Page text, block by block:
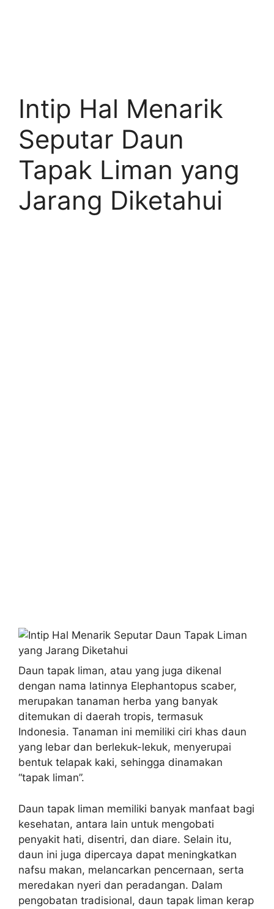
Intip Hal Menarik
Seputar Daun
Tapak Liman yang
Jarang Diketahui
Daun tapak liman, atau yang juga dikenal
dengan nama latinnya Elephantopus scaber,
merupakan tanaman herba yang banyak
ditemukan di daerah tropis, termasuk
Indonesia. Tanaman ini memiliki ciri khas daun
yang lebar dan berlekuk-lekuk, menyerupai
bentuk telapak kaki, sehingga dinamakan
“tapak liman”.
Daun tapak liman memiliki banyak manfaat bagi
kesehatan, antara lain untuk mengobati
penyakit hati, disentri, dan diare. Selain itu,
daun ini juga dipercaya dapat meningkatkan
nafsu makan, melancarkan pencernaan, serta
meredakan nyeri dan peradangan. Dalam
pengobatan tradisional, daun tapak liman kerap